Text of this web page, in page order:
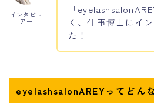
インタビュ
アー
「
く、仕事博士にイ
た！
eyelashsalonAREYってどん